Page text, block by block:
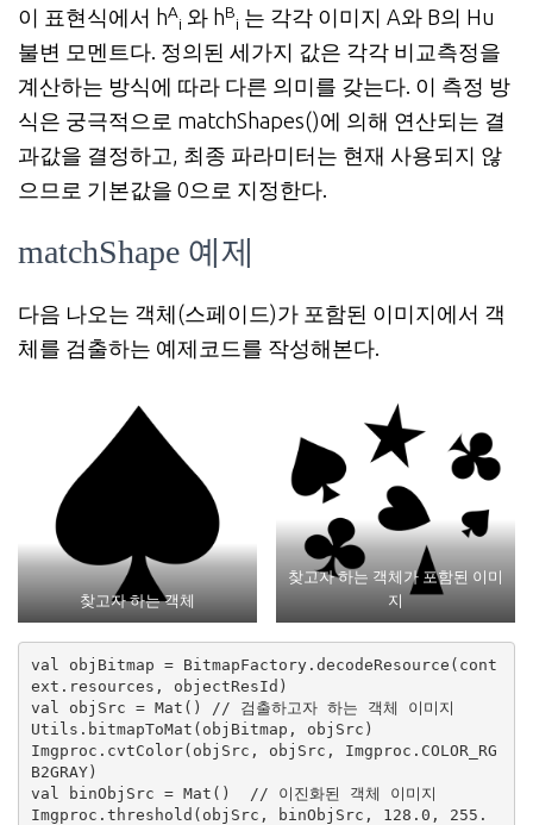
이 표현식에서 hA
i 와 hB
i 는 각각 이미지 A와 B의 Hu
불변 모멘트다. 정의된 세가지 값은 각각 비교측정을
계산하는 방식에 따라 다른 의미를 갖는다. 이 측정 방
식은 궁극적으로 matchShapes()에 의해 연산되는 결
과값을 결정하고, 최종 파라미터는 현재 사용되지 않
으므로 기본값을 0으로 지정한다.
matchShape 예제
다음 나오는 객체(스페이드)가 포함된 이미지에서 객
체를 검출하는 예제코드를 작성해본다.
찾고자 하는 객체
찾고자 하는 객체가 포함된 이미
지
val objBitmap = BitmapFactory.decodeResource(cont
ext.resources, objectResId)
val objSrc = Mat() // 검출하고자 하는 객체 이미지
Utils.bitmapToMat(objBitmap, objSrc)
Imgproc.cvtColor(objSrc, objSrc, Imgproc.COLOR_RG
B2GRAY)
val binObjSrc = Mat()  // 이진화된 객체 이미지
Imgproc.threshold(objSrc, binObjSrc, 128.0, 255.